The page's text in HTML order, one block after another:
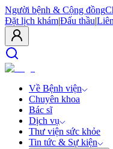
Người bệnh & Cộng đồng
Đặt lịch khám|Đấu thầu|
Về Bệnh viện
Chuyên khoa
Bác sĩ
Dịch vụ
Thư viện sức khỏe
Tin tức & Sự kiện